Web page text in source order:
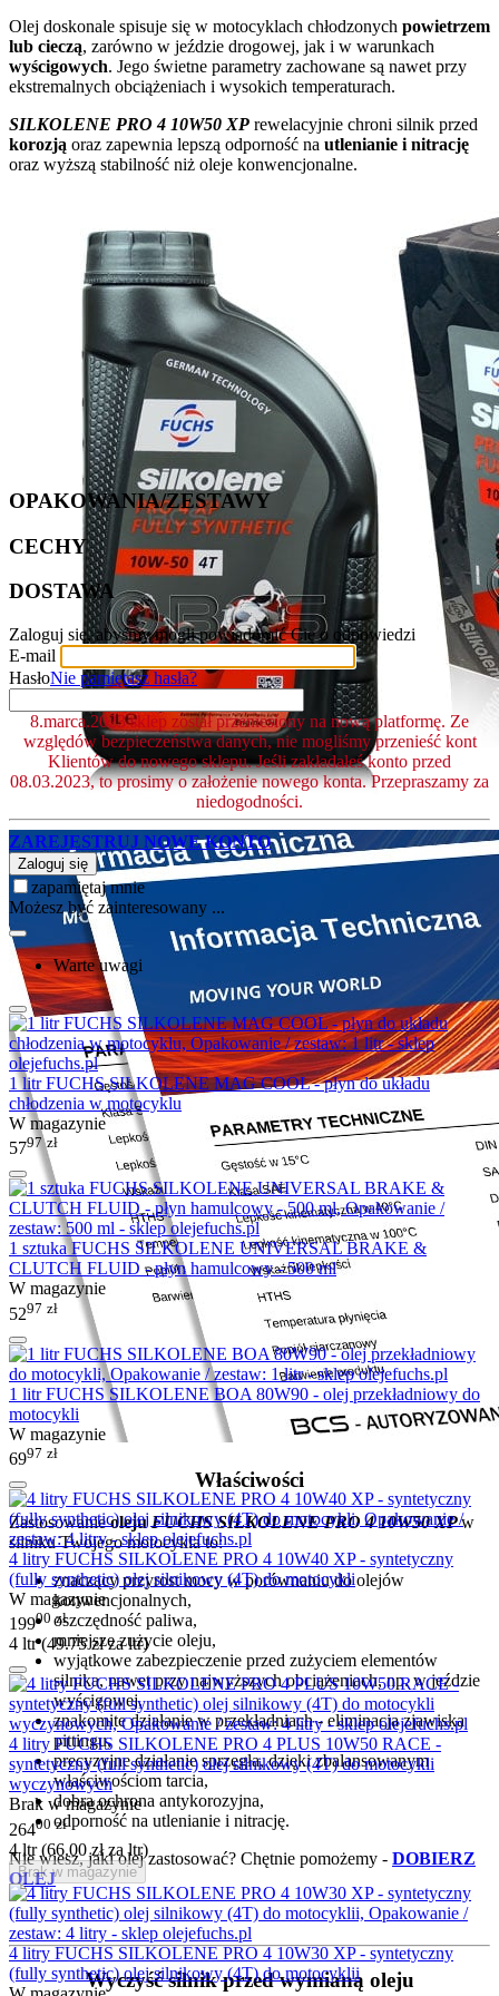
Olej doskonale spisuje się w motocyklach chłodzonych powietrzem
lub cieczą, zarówno w jeździe drogowej, jak i w warunkach
wyścigowych. Jego świetne parametry zachowane są nawet przy
ekstremalnych obciążeniach i wysokich temperaturach.
SILKOLENE PRO 4 10W50 XP rewelacyjnie chroni silnik przed
korozją oraz zapewnia lepszą odporność na utlenianie i nitrację
oraz wyższą stabilność niż oleje konwencjonalne.
Właściwości
ZastosowanieolejuFUCHS SILKOLENE PRO 4 10W50 XPw
silniku Twojego motocykla to:
znaczący przyrost mocy w porównaniu do olejów
konwencjonalnych,
oszczędność paliwa,
mniejsze zużycie oleju,
wyjątkowe zabezpieczenie przed zużyciem elementów
silnika, nawet przy najwyższych obciążeniach, np. w jeździe
wyścigowej,
znakomite działanie w przekładniach - eliminacja zjawiska
pittingu,
precyzyjne działanie sprzęgła, dzięki zbalansowanym
właściwościom tarcia,
dobra ochrona antykorozyjna,
odporność na utlenianie i nitrację.
Nie wiesz, jaki olej zastosować? Chętnie pomożemy - DOBIERZ
OLEJ
Wyczyść silnik przed wymianą oleju
OPAKOWANIA/ZESTAWY
CECHY
DOSTAWA
Zaloguj się, abyśmy mogli powiadomić Cię o odpowiedzi
E-mail
HasłoNie pamiętasz hasła?
8.marca.2023 sklep został przeniesiony na nową platformę. Ze
względów bezpieczeństwa danych, nie mogliśmy przenieść kont
Klientów do nowego sklepu. Jeśli zakładałeś konto przed
08.03.2023, to prosimy o założenie nowego konta. Przepraszamy za
niedogodności.
ZAREJESTRUJ NOWE KONTO
Zaloguj się
zapamiętaj mnie
Możesz być zainteresowany ...
Warte uwagi
1 litr FUCHS SILKOLENE MAG COOL - płyn do układu
chłodzenia w motocyklu
W magazynie
5797 zł
1 sztuka FUCHS SILKOLENE UNIVERSAL BRAKE &
CLUTCH FLUID - płyn hamulcowy - 500 ml
W magazynie
5297 zł
1 litr FUCHS SILKOLENE BOA 80W90 - olej przekładniowy do
motocykli
W magazynie
6997 zł
4 litry FUCHS SILKOLENE PRO 4 10W40 XP - syntetyczny
(fully synthetic) olej silnikowy (4T) do motocykli
W magazynie
19900 zł
4 ltr (49.75złza ltr)
4 litry FUCHS SILKOLENE PRO 4 PLUS 10W50 RACE -
syntetyczny (full synthetic) olej silnikowy (4T) do motocykli
wyczynowych
Brak w magazynie
26400 zł
4 ltr (66.00złza ltr)
Brak w magazynie
4 litry FUCHS SILKOLENE PRO 4 10W30 XP - syntetyczny
(fully synthetic) olej silnikowy (4T) do motocyklii